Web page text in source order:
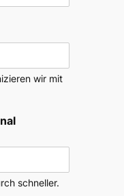
wir mit
schneller.